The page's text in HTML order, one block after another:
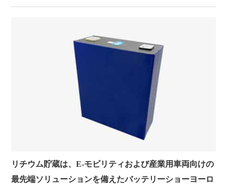
リチウム貯蔵は、E-モビリティおよび産業用車両向けの
最先端ソリューションを備えたバッテリーショーヨーロ